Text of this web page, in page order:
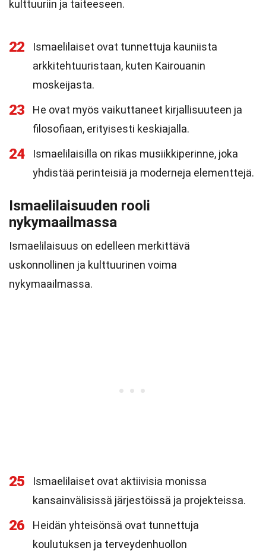
kulttuuriin ja taiteeseen.
22
Ismaelilaiset ovat tunnettuja kauniista
arkkitehtuuristaan, kuten Kairouanin
moskeijasta.
23
He ovat myös vaikuttaneet kirjallisuuteen ja
filosofiaan, erityisesti keskiajalla.
24
Ismaelilaisilla on rikas musiikkiperinne, joka
yhdistää perinteisiä ja moderneja elementtejä.
Ismaelilaisuuden rooli
nykymaailmassa
Ismaelilaisuus on edelleen merkittävä
uskonnollinen ja kulttuurinen voima
nykymaailmassa.
25
Ismaelilaiset ovat aktiivisia monissa
kansainvälisissä järjestöissä ja projekteissa.
26
Heidän yhteisönsä ovat tunnettuja
koulutuksen ja terveydenhuollon